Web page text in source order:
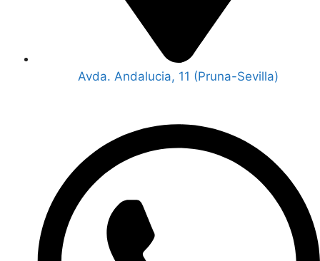
Avda. Andalucia, 11 (Pruna-Sevilla)